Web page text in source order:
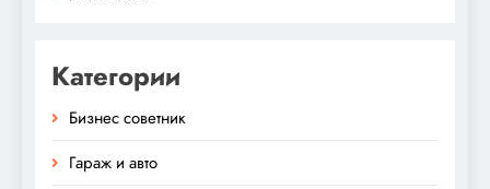
Категории
Бизнес советник
Гараж и авто